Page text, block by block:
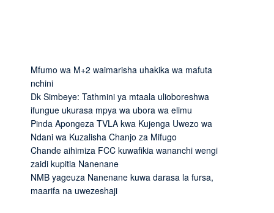
Mfumo wa M+2 waimarisha uhakika wa mafuta
nchini
Dk Simbeye: Tathmini ya mtaala ulioboreshwa
ifungue ukurasa mpya wa ubora wa elimu
Pinda Apongeza TVLA kwa Kujenga Uwezo wa
Ndani wa Kuzalisha Chanjo za Mifugo
Chande aihimiza FCC kuwafikia wananchi wengi
zaidi kupitia Nanenane
NMB yageuza Nanenane kuwa darasa la fursa,
maarifa na uwezeshaji